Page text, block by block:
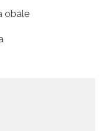
obale